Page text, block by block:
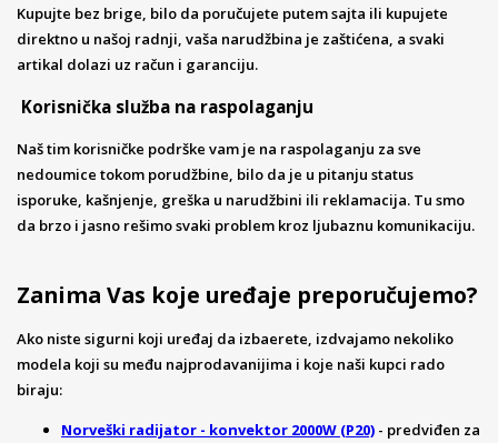
Kupujte bez brige, bilo da poručujete putem sajta ili kupujete
direktno u našoj radnji, vaša narudžbina je zaštićena, a svaki
artikal dolazi uz račun i garanciju.
Korisnička služba na raspolaganju
Naš tim korisničke podrške vam je na raspolaganju za sve
nedoumice tokom porudžbine, bilo da je u pitanju status
isporuke, kašnjenje, greška u narudžbini ili reklamacija. Tu smo
da brzo i jasno rešimo svaki problem kroz ljubaznu komunikaciju.
Zanima Vas koje uređaje preporučujemo?
Ako niste sigurni koji uređaj da izbaerete, izdvajamo nekoliko
modela koji su među najprodavanijima i koje naši kupci rado
biraju:
Norveški radijator - konvektor 2000W (P20) - predviđen za